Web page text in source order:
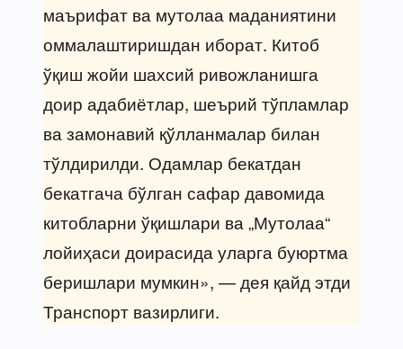
маърифат ва мутолаа маданиятини
оммалаштиришдан иборат. Китоб
ўқиш жойи шахсий ривожланишга
доир адабиётлар, шеърий тўпламлар
ва замонавий қўлланмалар билан
тўлдирилди. Одамлар бекатдан
бекатгача бўлган сафар давомида
китобларни ўқишлари ва „Мутолаа“
лойиҳаси доирасида уларга буюртма
беришлари мумкин», — дея қайд этди
Транспорт вазирлиги.